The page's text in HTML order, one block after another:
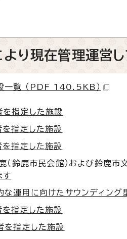
り現在管理運営
一覧 （PDF 140.5KB）
指定した施設
指定した施設
指定した施設
（鈴鹿市民会館）および鈴鹿
す
運用に向けたサウンディング
指定した施設
を指定した施設